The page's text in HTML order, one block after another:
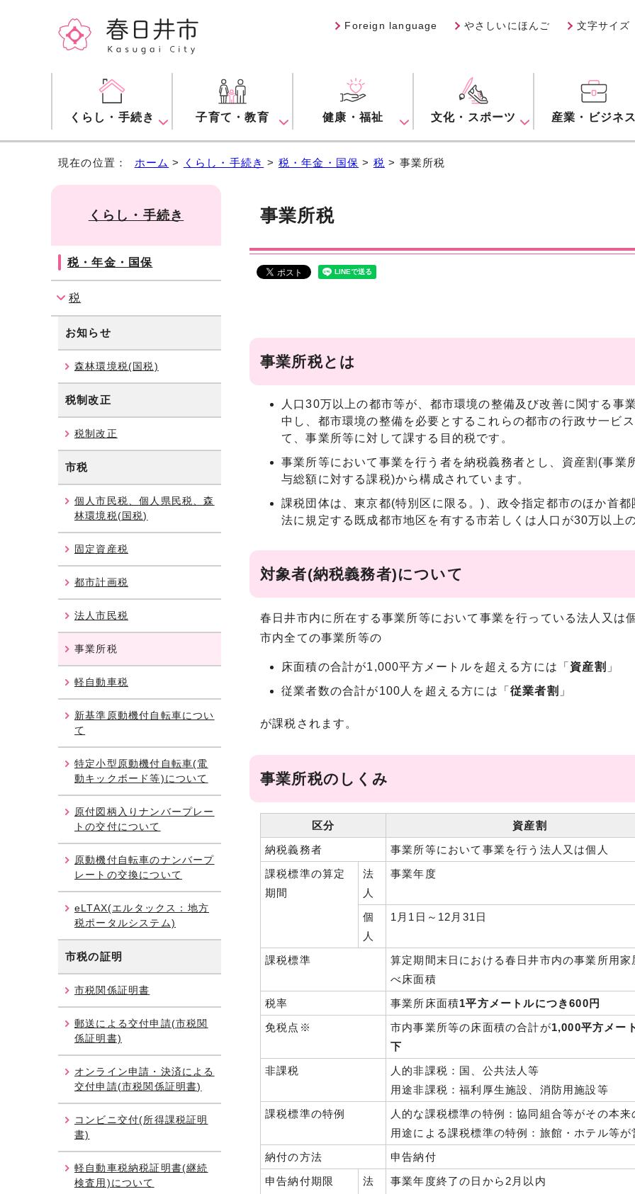
Foreign language やさしいにほんご 文字サイズ
くらし・手続き 子育て・教育 健康・福祉 文化・スポーツ 産業・ビジネ
現在の位置： ホーム > くらし・手続き > 税・年金・国保 > 税 > 事業所税
事業所税
事業所税とは
人口30万以上の都市等が、都市環境の整備及び改善に関する事
中し、都市環境の整備を必要とするこれらの都市の行政サ一ビ
て、事業所等に対して課する目的税です。
事業所等において事業を行う者を納税義務者とし、資産割(事
与総額に対する課税)から構成されています。
課税団体は、東京都(特別区に限る。)、政令指定都市のほか首
法に規定する既成都市地区を有する市若しくは人口が30万以上
対象者(納税義務者)について
春日井市内に所在する事業所等において事業を行っている法人又は
市内全ての事業所等の
床面積の合計が1,000平方メートルを超える方には「 資産割 」
従業者数の合計が100人を超える方には「従業者割 」
が課税されます。
事業所税のしくみ
区分
資産割
納税義務者
事業所等において事業を行う法人又は個人
課税標準の算定
期間
法
人
事業年度
個
人
1月1日～12月31日
課税標準
算定期間末日における春日井市内の事業所用家
べ床面積
税率
事業所床面積1平方メートルにつき600円
免税点※
市内事業所等の床面積の合計が1,000平方メー
下
非課税
人的非課税：国、公共法人等
用途非課税：福利厚生施設、消防用施設等
課税標準の特例
人的な課税標準の特例：協同組合等がその本
用途による課税標準の特例：旅館・ホテル等
納付の方法
申告納付
申告納付期限
法
事業年度終了の日から2月以内
くらし・手続き
税・年金・国保
税
お知らせ
森林環境税(国税)
税制改正
税制改正
市税
個人市民税、個人県民税、森
林環境税(国税)
固定資産税
都市計画税
法人市民税
事業所税
軽自動車税
新基準原動機付自転車につい
て
特定小型原動機付自転車(電
動キックボード等)について
原付図柄入りナンバープレー
トの交付について
原動機付自転車のナンバープ
レートの交換について
eLTAX(エルタックス：地方
税ポータルシステム)
市税の証明
市税関係証明書
郵送による交付申請(市税関
係証明書)
オンライン申請・決済による
交付申請(市税関係証明書)
コンビニ交付(所得課税証明
書)
軽自動車税納税証明書(継続
検査用)について